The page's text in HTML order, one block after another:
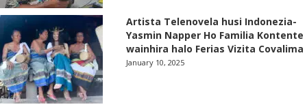
Artista Telenovela husi Indonezia-
Yasmin Napper Ho Familia Kontente
wainhira halo Ferias Vizita Covalima
January 10, 2025